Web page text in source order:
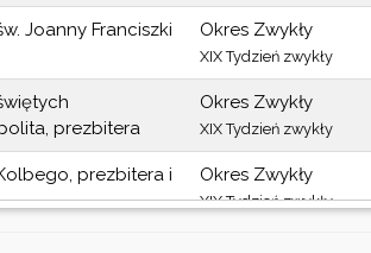
Joanny Franciszki Okres Zwykły
XIX Tydzień zwykły
prezbitera
Okres Zwykły
XIX Tydzień zwykły
prezbitera i Okres Zwykły
XIX Tydzień zwykły